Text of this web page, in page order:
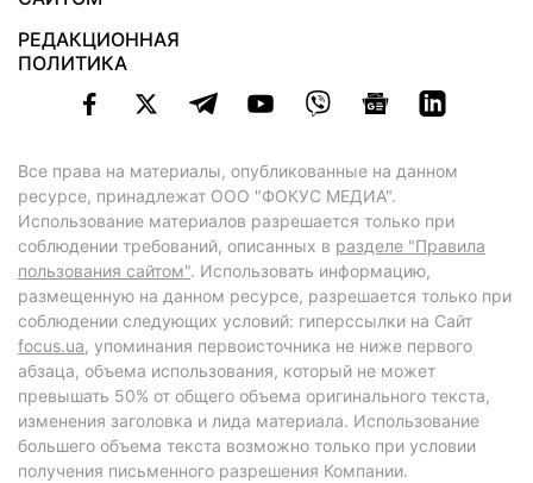
РЕДАКЦИОННАЯ
ПОЛИТИКА
Все права на материалы, опубликованные на данном
ресурсе, принадлежат ООО "ФОКУС МЕДИА".
Использование материалов разрешается только при
соблюдении требований, описанных в разделе "Правила
пользования сайтом". Использовать информацию,
размещенную на данном ресурсе, разрешается только при
соблюдении следующих условий: гиперссылки на Сайт
focus.ua, упоминания первоисточника не ниже первого
абзаца, объема использования, который не может
превышать 50% от общего объема оригинального текста,
изменения заголовка и лида материала. Использование
большего объема текста возможно только при условии
получения письменного разрешения Компании.